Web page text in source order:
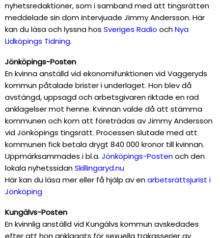
nyhetsredaktioner, som i samband med att tingsrätten
meddelade sin dom intervjuade Jimmy Andersson. Här
kan du läsa och lyssna hos Sveriges Radio ochNya
Lidköpings Tidning.
Jönköpings-Posten
En kvinna anställd vid ekonomifunktionen vid Vaggeryds
kommun påtalade brister i underlaget. Hon blev då
avstängd, uppsagd och arbetsgivaren riktade en rad
anklagelser mot henne. Kvinnan valde då att stämma
kommunen och kom att företrädas av Jimmy Andersson
vid Jönköpings tingsrätt. Processen slutade med att
kommunen fick betala drygt 840 000 kronor till kvinnan.
Uppmärksammades i bl.a. Jönköpings-Postenoch den
lokala nyhetssidanSkillingaryd.nu
Här kan du läsa mer eller få hjälp av enarbetsrättsjurist i
Jönköping
Kungälvs-Posten
En kvinnlig anställd vid Kungälvs kommun avskedades
efter att hon anklagats för sexuella trakasserier av